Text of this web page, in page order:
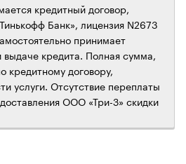
кредитный договор,
Банк», лицензия N2673
принимает
кредита. Полная сумма,
кредитному договору,
услуги. Отсутствие переплаты
ООО «Три-З» скидки